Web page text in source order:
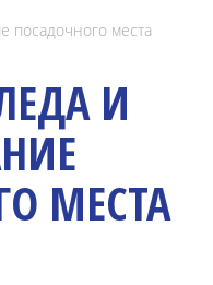
посадочного места
И
МЕСТА